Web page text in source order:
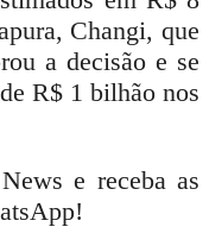
Changi, que
a decisão e se
R$ 1 bilhão nos
e receba as